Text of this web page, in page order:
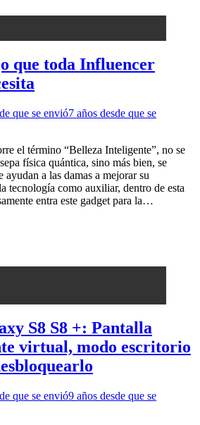
que toda Influencer
que se envió7 años desde que se
el término “Belleza Inteligente”, no se
física quántica, sino más bien, se
ayudan a las damas a mejorar su
tecnología como auxiliar, dentro de esta
entra este gadget para la…
S8 S8 +: Pantalla
virtual, modo escritorio
que se envió9 años desde que se